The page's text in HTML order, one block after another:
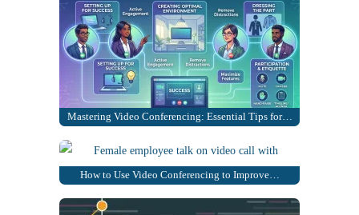
Mastering Video Conferencing: Essential Tips for…
How to Use Video Conferencing to Improve…